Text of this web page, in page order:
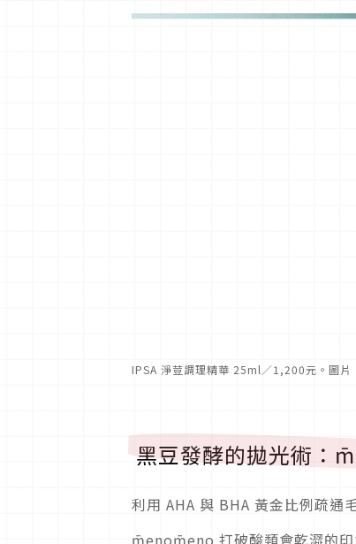
IPSA 淨荳調理精華 25ml／1,200元。圖片
黑豆發酵的拋光術：
利用 AHA 與 BHA 黃金比例疏通
m̄enom̄eno 打破酸類會乾澀的